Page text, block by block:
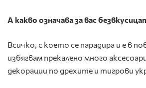
А какво означава за вас
Всичко, с което се парадира и е в
избягвам прекалено много
декорации по дрехите и тигрови